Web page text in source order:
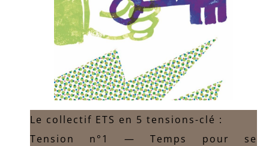
Le collectif ETS en 5 tensions-clé :
Tension n°1 — Temps pour se